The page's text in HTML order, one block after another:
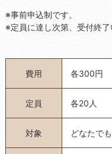
※事前申込制です。
※定員に達し次第、受付終了
費用 各300円
定員 各20人
対象 どなたで